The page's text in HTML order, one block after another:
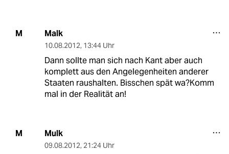
M Malk
10.08.2012, 13:44 Uhr
Dann sollte man sich nach Kant aber auch
komplett aus den Angelegenheiten anderer
Staaten raushalten. Bisschen spät wa?Komm
mal in der Realität an!
M Mulk
09.08.2012, 21:24 Uhr